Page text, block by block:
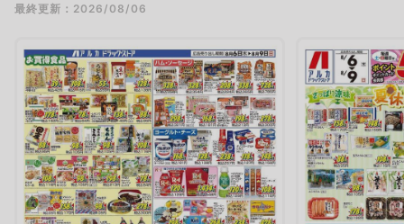
最終更新：2026/08/06